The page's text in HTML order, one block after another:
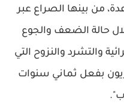
من بينها الصراع عبر
حالة الضعف والجوع
والتشرد والنزوح التي
بفعل ثماني سنوات